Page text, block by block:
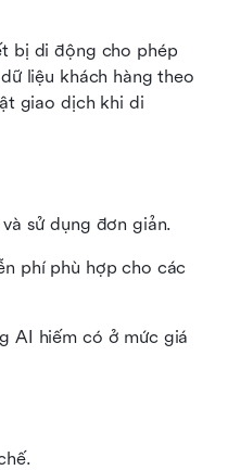
bị di động cho phép
liệu khách hàng theo
giao dịch khi di
sử dụng đơn giản.
phí phù hợp cho các
AI hiếm có ở mức giá